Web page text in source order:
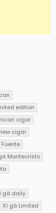
edition
cigar
cigar
Fuente
Montecristo
gà daily
Xì gà Limited